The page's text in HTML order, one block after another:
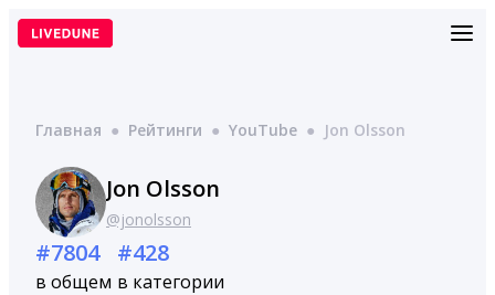
Перейти
Главная ● Рейтинги ● YouTube ● Jon Olsson
Jon Olsson
@jonolsson
#7804
в общем
#428
в категории